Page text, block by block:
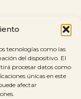
tecnologías como las
del dispositivo. El
procesar datos como
únicas en este
afectar